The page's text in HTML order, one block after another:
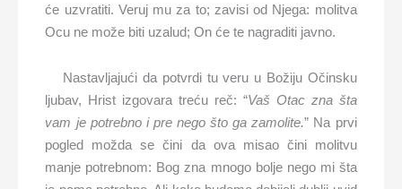
će uzvratiti. Veruj mu za to; zavisi od Njega: molitva
Ocu ne može biti uzalud; On će te nagraditi javno.
Nastavljajući da potvrdi tu veru u Božiju Očinsku
ljubav, Hrist izgovara treću reč: “Vaš Otac zna šta
vam je potrebno i pre nego što ga zamolite.” Na prvi
pogled možda se čini da ova misao čini molitvu
manje potrebnom: Bog zna mnogo bolje nego mi šta